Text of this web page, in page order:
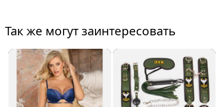
Так же могут заинтересовать